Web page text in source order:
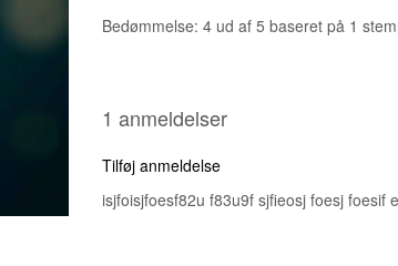
Bedømmelse: 4 ud af 5 baseret på 1
1 anmeldelser
Tilføj anmeldelse
isjfoisjfoesf82u f83u9f sjfieosj foesj foesif